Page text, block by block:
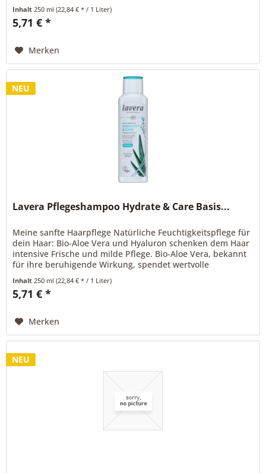
Inhalt250 ml(22,84 € * / 1 Liter)
5,71 € *
Merken
NEU
Lavera Pflegeshampoo Hydrate & Care Basis...
Meine sanfte Haarpflege Natürliche Feuchtigkeitspflege für
dein Haar: Bio-Aloe Vera und Hyaluron schenken dem Haar
intensive Frische und milde Pflege. Bio-Aloe Vera, bekannt
für ihre beruhigende Wirkung, spendet wertvolle
Inhalt250 ml(22,84 € * / 1 Liter)
5,71 € *
Merken
NEU